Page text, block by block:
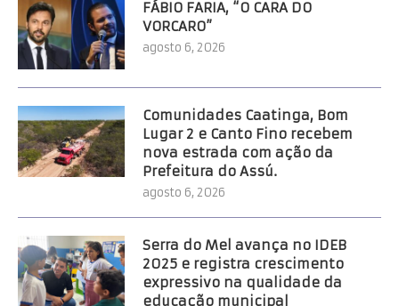
FÁBIO FARIA, “O CARA DO
VORCARO”
agosto 6, 2026
Comunidades Caatinga, Bom
Lugar 2 e Canto Fino recebem
nova estrada com ação da
Prefeitura do Assú.
agosto 6, 2026
Serra do Mel avança no IDEB
2025 e registra crescimento
expressivo na qualidade da
educação municipal